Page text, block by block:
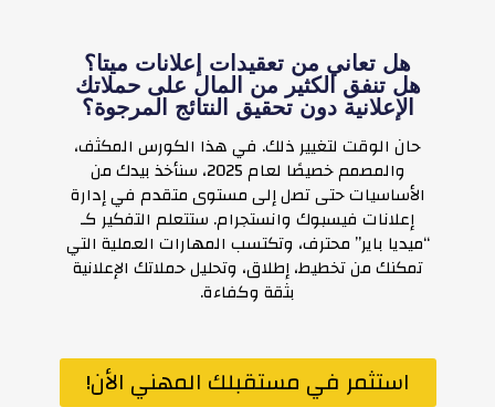
هل تعاني من تعقيدات إعلانات ميتا؟
هل تنفق الكثير من المال على حملاتك
الإعلانية دون تحقيق النتائج المرجوة؟
حان الوقت لتغيير ذلك. في هذا الكورس المكثف،
والمصمم خصيصًا لعام 2025، سنأخذ بيدك من
الأساسيات حتى تصل إلى مستوى متقدم في إدارة
إعلانات فيسبوك وانستجرام. ستتعلم التفكير كـ
“ميديا باير” محترف، وتكتسب المهارات العملية التي
تمكنك من تخطيط، إطلاق، وتحليل حملاتك الإعلانية
بثقة وكفاءة.
استثمر في مستقبلك المهني الأن!